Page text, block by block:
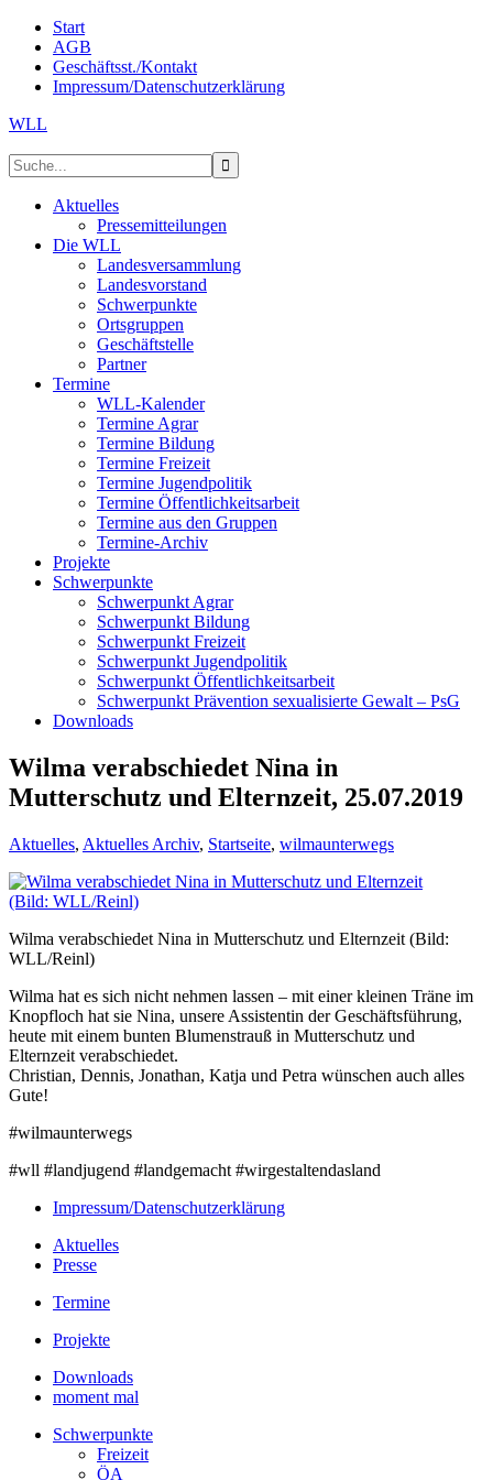
Start
AGB
Geschäftsst./Kontakt
Impressum/Datenschutzerklärung
WLL
Aktuelles
Pressemitteilungen
Die WLL
Landesversammlung
Landesvorstand
Schwerpunkte
Ortsgruppen
Geschäftstelle
Partner
Termine
WLL-Kalender
Termine Agrar
Termine Bildung
Termine Freizeit
Termine Jugendpolitik
Termine Öffentlichkeitsarbeit
Termine aus den Gruppen
Termine-Archiv
Projekte
Schwerpunkte
Schwerpunkt Agrar
Schwerpunkt Bildung
Schwerpunkt Freizeit
Schwerpunkt Jugendpolitik
Schwerpunkt Öffentlichkeitsarbeit
Schwerpunkt Prävention sexualisierte Gewalt – PsG
Downloads
Wilma verabschiedet Nina in
Mutterschutz und Elternzeit, 25.07.2019
Aktuelles, Aktuelles Archiv, Startseite, wilmaunterwegs
Wilma verabschiedet Nina in Mutterschutz und Elternzeit (Bild:
WLL/Reinl)
Wilma hat es sich nicht nehmen lassen – mit einer kleinen Träne im
Knopfloch hat sie Nina, unsere Assistentin der Geschäftsführung,
heute mit einem bunten Blumenstrauß in Mutterschutz und
Elternzeit verabschiedet.
Christian, Dennis, Jonathan, Katja und Petra wünschen auch alles
Gute!
#wilmaunterwegs
#wll #landjugend #landgemacht #wirgestaltendasland
Impressum/Datenschutzerklärung
Aktuelles
Presse
Termine
Projekte
Downloads
moment mal
Schwerpunkte
Freizeit
ÖA